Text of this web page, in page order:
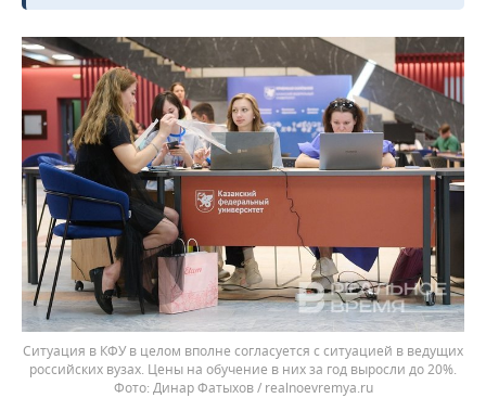
Ситуация в КФУ в целом вполне согласуется с ситуацией в ведущих
российских вузах. Цены на обучение в них за год выросли до 20%.
Динар Фатыхов / realnoevremya.ru